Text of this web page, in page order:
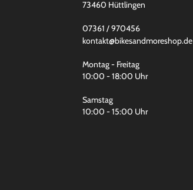
73460 Hüttlingen
07361 / 970456
kontakt@bikesandmoreshop.de
Montag - Freitag
10:00 - 18:00 Uhr
Samstag
10:00 - 15:00 Uhr